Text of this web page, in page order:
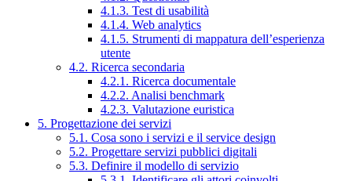
4.1.3. Test di usabilità
4.1.4. Web analytics
4.1.5. Strumenti di mappatura dell’esperienza
utente
4.2. Ricerca secondaria
4.2.1. Ricerca documentale
4.2.2. Analisi benchmark
4.2.3. Valutazione euristica
5. Progettazione dei servizi
5.1. Cosa sono i servizi e il service design
5.2. Progettare servizi pubblici digitali
5.3. Definire il modello di servizio